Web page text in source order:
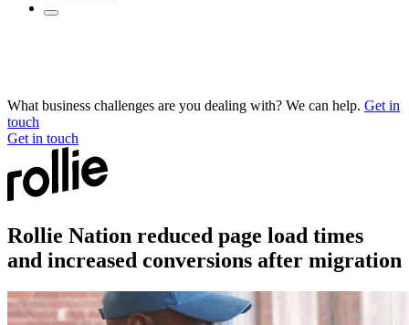
What business challenges are you dealing with? We can help. Get in
touch
Get in touch
Rollie Nation reduced page load times
and increased conversions after migration